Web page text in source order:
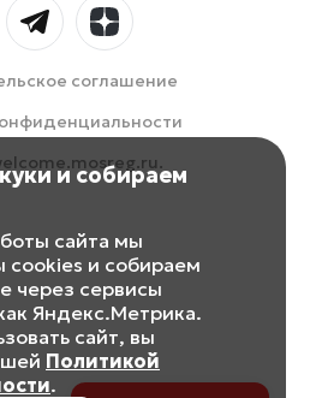
соглашение
и собираем
сайта мы
cookies и собираем
через сервисы
Яндекс.Метрика.
сайт, вы
Политикой
.